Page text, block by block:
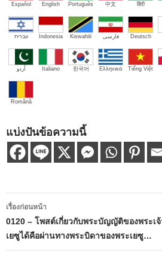
Español English Português 中文 हिंदी
עברית Indonesia Kiswahili فارسی Deutsch
اُردو Italiano 한국어 Ελληνικά Tiếng Việt
Română
แบ่งปันข้อความนี้
เมนู
นำทาง
เรื่อง
เรื่องก่อนหน้า
0120 – โพสต์เกี่ยวกับพระบัญญัติของพระเจ้
เยซูได้คือผ่านทางพระบิดาของพระเยซู…